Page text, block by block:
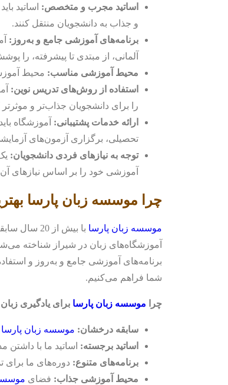
اساتید مجرب و متخصص: اساتید
و جذاب به دانشجویان منتقل کنند.
برنامه‌های آموزشی جامع و به‌روز:
آلمانی، از مبتدی تا پیشرفته، را
محیط آموزشی مناسب: محیط
استفاده از روش‌های تدریس نوین:
را برای دانشجویان جذاب‌تر و موثرتر
ارائه خدمات پشتیبانی: آموزشگاه
تحصیلی، برگزاری آزمون‌های
توجه به نیازهای فردی دانشجویان:
آموزشی خود را بر اساس نیازهای
چرا موسسه زبان پارسا
موسسه زبان پارسا
با بیش از
آموزشگاه‌های زبان در شیراز شناخته
برنامه‌های آموزشی جامع و به‌روز و
شما فراهم می‌کنیم.
چرا موسسه زبان پارسا برای یادگیری
سابقه درخشان: موسسه زبان پارسا
اساتید برجسته: اساتید ما با
برنامه‌های متنوع: دوره‌های ما برای
محیط آموزشی جذاب: فضای